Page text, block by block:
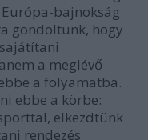
bajnokság
gondoltunk, hogy
a meglévő
a folyamatba.
ebbe a körbe:
elkezdtünk
rendezés